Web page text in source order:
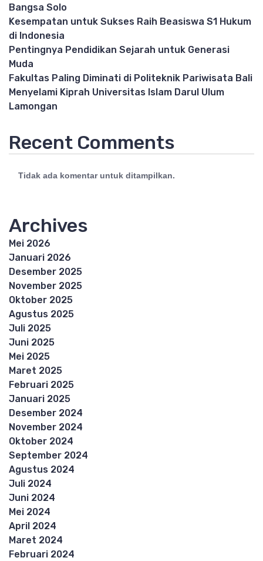
Bangsa Solo
Kesempatan untuk Sukses Raih Beasiswa S1 Hukum
di Indonesia
Pentingnya Pendidikan Sejarah untuk Generasi
Muda
Fakultas Paling Diminati di Politeknik Pariwisata Bali
Menyelami Kiprah Universitas Islam Darul Ulum
Lamongan
Recent Comments
Tidak ada komentar untuk ditampilkan.
Archives
Mei 2026
Januari 2026
Desember 2025
November 2025
Oktober 2025
Agustus 2025
Juli 2025
Juni 2025
Mei 2025
Maret 2025
Februari 2025
Januari 2025
Desember 2024
November 2024
Oktober 2024
September 2024
Agustus 2024
Juli 2024
Juni 2024
Mei 2024
April 2024
Maret 2024
Februari 2024